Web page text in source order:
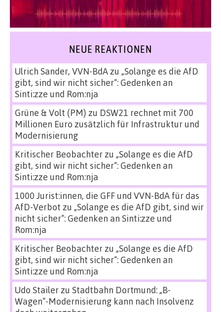
NEUE REAKTIONEN
Ulrich Sander, VVN-BdAzu „Solange es die AfD
gibt, sind wir nicht sicher“: Gedenken an
Sinti:zze und Rom:nja
Grüne & Volt (PM) zu DSW21 rechnet mit 700
Millionen Euro zusätzlich für Infrastruktur und
Modernisierung
Kritischer Beobachterzu „Solange es die AfD
gibt, sind wir nicht sicher“: Gedenken an
Sinti:zze und Rom:nja
1000 Jurist:innen, die GFF und VVN-BdA für das
AfD-Verbot zu „Solange es die AfD gibt, sind wir
nicht sicher“: Gedenken an Sinti:zze und
Rom:nja
Kritischer Beobachterzu „Solange es die AfD
gibt, sind wir nicht sicher“: Gedenken an
Sinti:zze und Rom:nja
Udo Stailerzu Stadtbahn Dortmund: „B-
Wagen“-Modernisierung kann nach Insolvenz